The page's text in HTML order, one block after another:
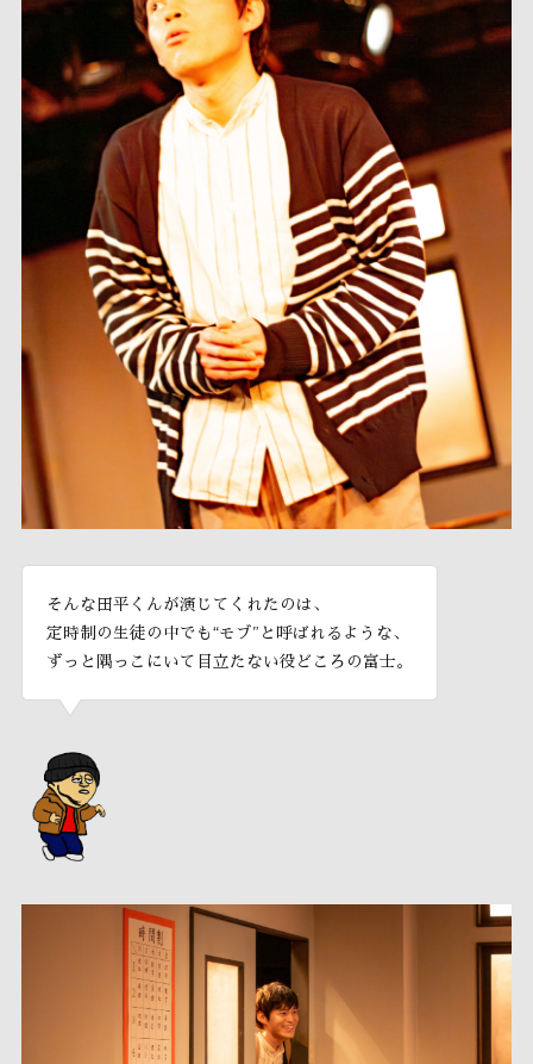
そんな田平くんが演じてくれたのは、
定時制の生徒の中でも“モブ”と呼ばれるような、
ずっと隅っこにいて目立たない役どころの富士。